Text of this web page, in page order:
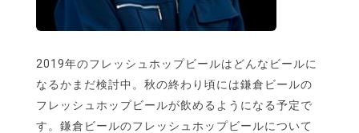
2019年のフレッシュホップビールはどんなビールに
なるかまだ検討中。秋の終わり頃には鎌倉ビールの
フレッシュホップビールが飲めるようになる予定で
す。鎌倉ビールのフレッシュホップビールについて